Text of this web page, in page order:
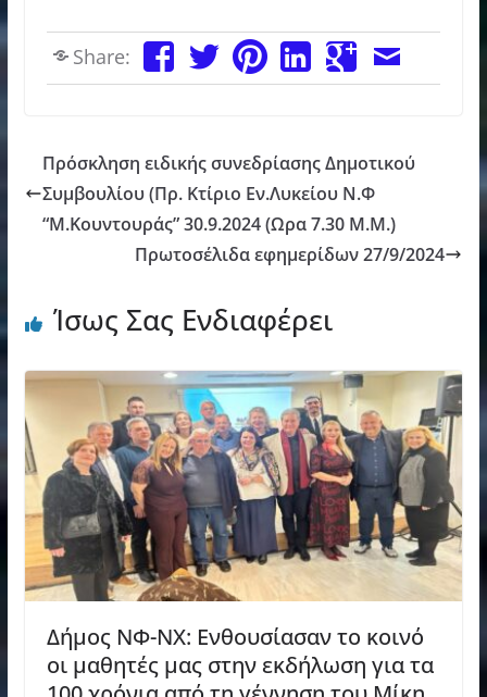
Share:
Πρόσκληση ειδικής συνεδρίασης Δημοτικού
Συμβουλίου (Πρ. Κτίριο Εν.Λυκείου Ν.Φ
“Μ.Κουντουράς” 30.9.2024 (Ωρα 7.30 Μ.M.)
Πρωτοσέλιδα εφημερίδων 27/9/2024
Ίσως Σας Ενδιαφέρει
Δήμος ΝΦ-ΝΧ: Ενθουσίασαν το κοινό
οι μαθητές μας στην εκδήλωση για τα